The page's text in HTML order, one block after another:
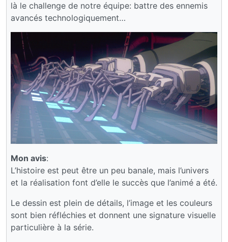
là le challenge de notre équipe: battre des ennemis
avancés technologiquement…
Mon avis:
L’histoire est peut être un peu banale, mais l’univers
et la réalisation font d’elle le succès que l’animé a été.
Le dessin est plein de détails, l’image et les couleurs
sont bien réfléchies et donnent une signature visuelle
particulière à la série.